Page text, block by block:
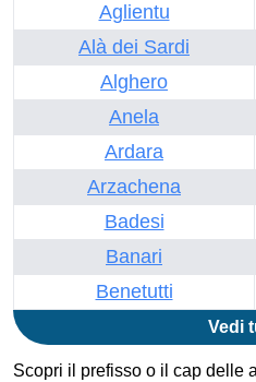
Aglientu
Alà dei Sardi
Alghero
Anela
Ardara
Arzachena
Badesi
Banari
Benetutti
Vedi
Scopri il prefisso o il cap delle